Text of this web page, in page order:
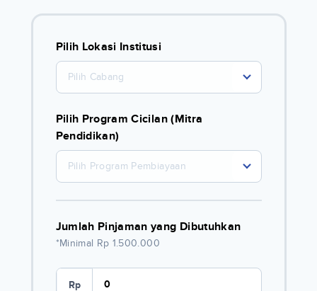
Pilih Lokasi Institusi
Pilih Cabang
Pilih Program Cicilan (Mitra
Pendidikan)
Pilih Program Pembiayaan
Jumlah Pinjaman yang Dibutuhkan
*Minimal Rp 1.500.000
Rp